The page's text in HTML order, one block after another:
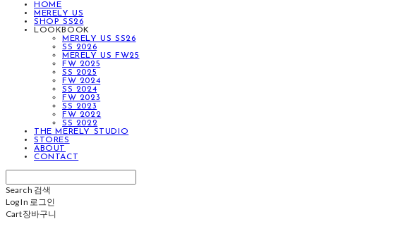
HOME
MERELY US
SHOP SS26
LOOKBOOK
MERELY US SS26
SS 2026
MERELY US FW25
FW 2025
SS 2025
FW 2024
SS 2024
FW 2023
SS 2023
FW 2022
SS 2022
THE MERELY STUDIO
STORES
ABOUT
CONTACT
Search 검색
Log In 로그인
Cart장바구니